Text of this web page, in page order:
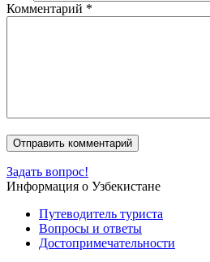
Комментарий *
Задать вопрос!
Информация о Узбекистане
Путеводитель туриста
Вопросы и ответы
Достопримечательности